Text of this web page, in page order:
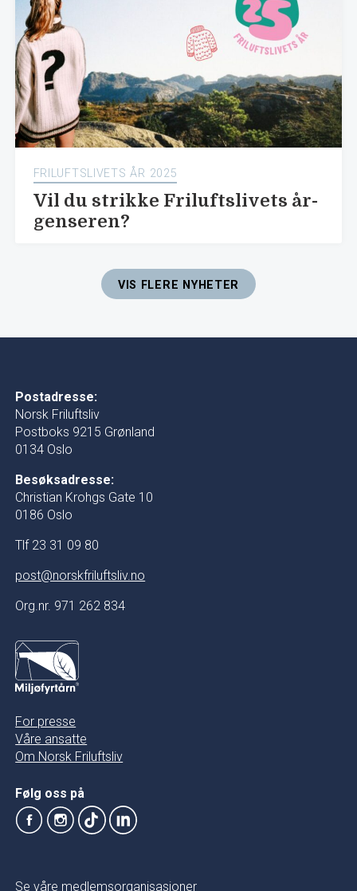
FRILUFTSLIVETS ÅR 2025
Vil du strikke Friluftslivets år-
genseren?
VIS FLERE NYHETER
Postadresse:
Norsk Friluftsliv
Postboks 9215 Grønland
0134 Oslo
Besøksadresse:
Christian Krohgs Gate 10
0186 Oslo
Tlf 23 31 09 80
post@norskfriluftsliv.no
Org.nr. 971 262 834
For presse
Våre ansatte
Om Norsk Friluftsliv
Følg oss på
Se våre medlemsorganisasjoner